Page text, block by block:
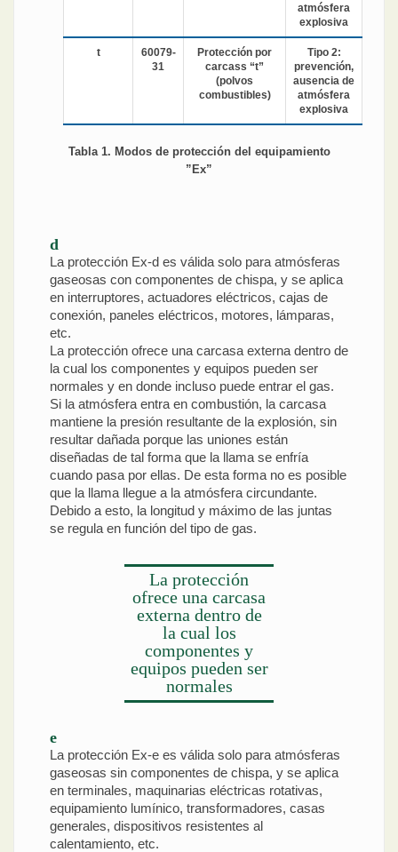
atmósfera
explosiva
t
60079-
31
Protección por
carcass “t”
(polvos
combustibles)
Tipo 2:
prevención,
ausencia de
atmósfera
explosiva
Tabla 1. Modos de protección del equipamiento
”Ex”
d
La protección Ex-d es válida solo para atmósferas
gaseosas con componentes de chispa, y se aplica
en interruptores, actuadores eléctricos, cajas de
conexión, paneles eléctricos, motores, lámparas,
etc.
La protección ofrece una carcasa externa dentro de
la cual los componentes y equipos pueden ser
normales y en donde incluso puede entrar el gas.
Si la atmósfera entra en combustión, la carcasa
mantiene la presión resultante de la explosión, sin
resultar dañada porque las uniones están
diseñadas de tal forma que la llama se enfría
cuando pasa por ellas. De esta forma no es posible
que la llama llegue a la atmósfera circundante.
Debido a esto, la longitud y máximo de las juntas
se regula en función del tipo de gas.
La protección
ofrece una carcasa
externa dentro de
la cual los
componentes y
equipos pueden ser
normales
e
La protección Ex-e es válida solo para atmósferas
gaseosas sin componentes de chispa, y se aplica
en terminales, maquinarias eléctricas rotativas,
equipamiento lumínico, transformadores, casas
generales, dispositivos resistentes al
calentamiento, etc.